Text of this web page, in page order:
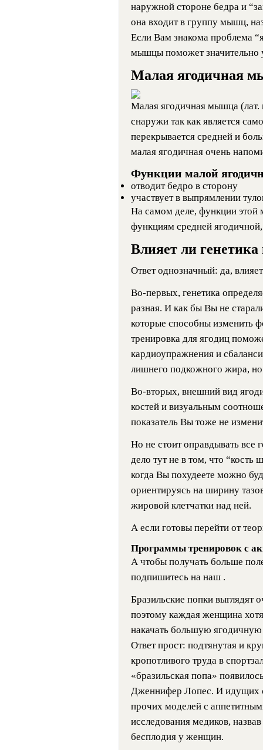
наружной стороне бедра и
она входит в группу мышц,
Если Вам знакома проблема
мышцы поможет значительно
Малая ягодичная
Малая ягодичная мышца
снаружи так как является
перекрывается средней и
малая ягодичная очень
Функции малой
отводит бедро в сторону
участвует в выпрямлении
На самом деле, функции
функциям средней
Влияет ли
Ответ однозначный: да,
Во-первых, генетика
разная. И как бы Вы не
которые способны изменить
тренировка для ягодиц
кардиоупражнения и
лишнего подкожного жира,
Во-вторых, внешний вид
костей и визуальным
показатель Вы тоже не
Но не стоит оправдывать все
дело тут не в том, что
когда Вы похудеете можно
ориентируясь на ширину
жировой клетчатки над ней.
А если готовы перейти от
Программы тренировок с
А чтобы получать больше
подпишитесь на наш .
Бразильские попки выглядят
поэтому каждая женщина
накачать большую
Ответ прост: подтянутая и
кропотливого труда в
«бразильская попа»
Дженнифер Лопес. И идущих
прочих моделей с
исследования медиков,
бесплодия у женщин.